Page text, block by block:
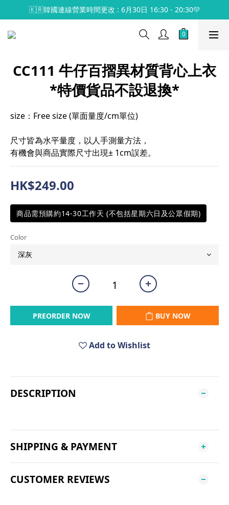
🇰🇷韓國連線營業時間更改 : 6月30日 16:30 - 20:30💛
CC111 牛仔百摺異材質背心上衣
*特價貨品不設退換*
size：Free size (單面量度/cm單位)
尺寸皆為水平量度，以人手測量方法，
有機會與商品實際尺寸出現± 1cm誤差。
HK$249.00
商品需預購約14-30工作天 (不包括星期六日及公眾假期)
Color
PREORDER NOW BUY NOW
Add to Wishlist
DESCRIPTION
SHIPPING & PAYMENT
CUSTOMER REVIEWS